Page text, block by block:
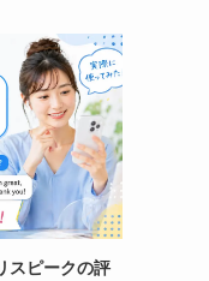
スピークの評